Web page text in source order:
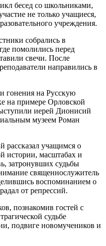
бесед со школьниками,
не только учащиеся,
учреждения.
собрались в
помолились перед
свечи. После
направились в
гонения на Русскую
на примере Орловской
иерей Дионисий
музеем Роман
рассказал учащимся о
истории, масштабах и
затронувших судьбы
священнослужитель
воспоминанием о
от репрессий.
познакомив гостей с
судьбе
подвиге новомучеников и